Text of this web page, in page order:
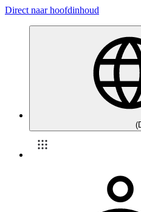
Direct naar hoofdinhoud